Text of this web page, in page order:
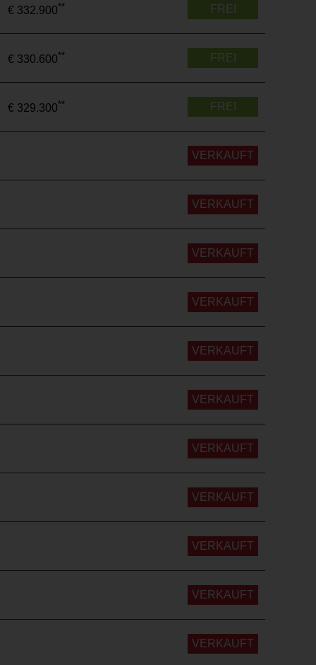
€ 332.900** FREI
€ 330.600** FREI
€ 329.300** FREI
VERKAUFT
VERKAUFT
VERKAUFT
VERKAUFT
VERKAUFT
VERKAUFT
VERKAUFT
VERKAUFT
VERKAUFT
VERKAUFT
VERKAUFT